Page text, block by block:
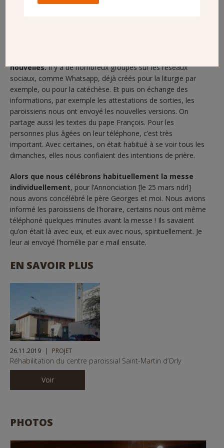
nouvelles.Il y a de nombreux groupes sur les réseaux
sociaux, comme Whatsapp, déjà créés pour la liturgie par
exemple, ou pour la catéchèse. Et puis on échange des
informations, par exemple les attestations de sorties, les
paroissiens nous ont envoyé les nouvelles versions. On
partage aussi les textes du pape François. Pour les
personnes plus âgées on leur téléphone, c’est très
important. Avec certaines, on était habitué à se voir tous les
dimanches, elles nous confiaient des intentions de prière.
Alors que nous célébrons habituellement la messe
individuellement, pour l’Annonciation [le 25 mars ndrl]
nous avons concélébré le père Georges et moi. Nous avions
informé les paroissiens de l’horaire, certains nous ont même
téléphoné quelques minutes avant la messe ! Ils savaient
qu’on était là avec eux, et eux avec nous, spirituellement. Je
leur ai envoyé l’homélie par e mail ensuite.
EN SAVOIR PLUS
26.11.2019 PROJET
Réhabilitation du centre paroissial Saint-Martin d’Orly
Voir
PHOTOS